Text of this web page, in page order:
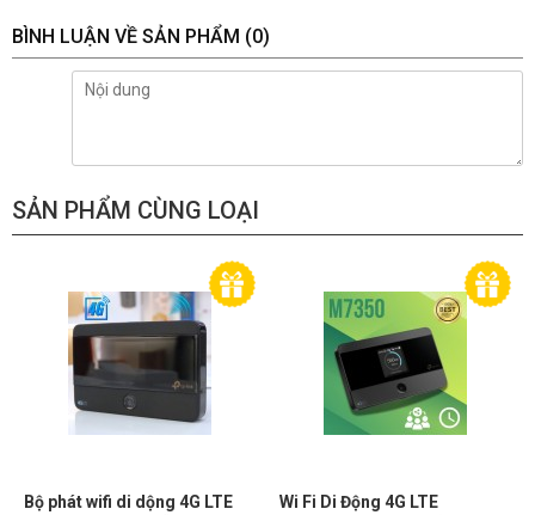
4× Fixed High-Performance Antennas
Beamforming
Concentrates wireless signal
WiFi range
WiFi Capacity
Medium
Dual-Band
Allocate devices to different bands
for optimal performance
Simultaneously communicates with
BÌNH LUẬN VỀ SẢN PHẨM (0)
SẢN PHẨM CÙNG LOẠI
Bộ phát wifi di dộng 4G LTE
Wi Fi Di Động 4G LTE